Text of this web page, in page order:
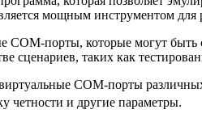
мощным инструментом для
COM-порты, которые могут
сценариев, таких как
COM-порты
четности и другие параметры.